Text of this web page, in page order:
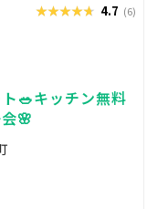
★★★★★
★★★★★ 4.7 (6)
🥗キッチン無料
🌸